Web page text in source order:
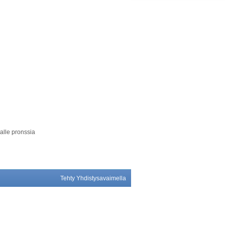
pronssia
Tehty Yhdistysavaimella